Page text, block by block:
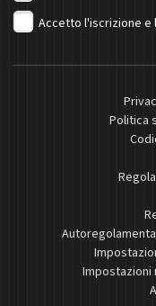
Accetto l'iscrizione e
Politica
Impostazioni